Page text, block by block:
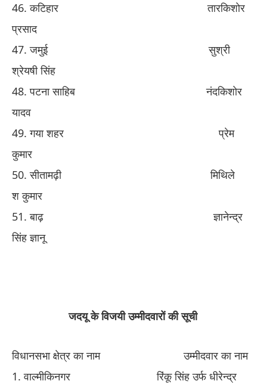
​46. ​कटिहार ​ ​तारकि​शोर
प्रसाद
​47. ​जमुई
सुश्री
श्रेयषी सिंह
​48. ​पटना साहिब ​ ​नंदकि​शोर
यादव
​49. ​गया शहर ​ ​प्रेम
कुमार
​50. ​सीतामढ़ी ​ ​मिथिले
शकुमार
​51.​बाढ़ ​ ​ज्ञानेन्द्र
सिंह ज्ञानू
​जदयू के विजयी उम्मीदवारों की सूची
विधानसभा क्षेत्र का नाम ​ ​उम्मीदवार का नाम
​1. ​वाल्मीकिनगर ​रिंकू सिंह उर्फ धीरेन्द्र